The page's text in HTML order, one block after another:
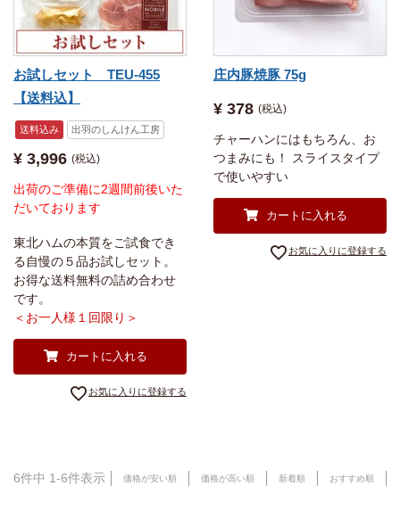
お試しセット TEU-455
【送料込】
送料込み 出羽のしんけん工房
¥ 3,996 税込
出荷のご準備に2週間前後いた
だいております
東北ハムの本質をご試食でき
る自慢の５品お試しセット。
お得な送料無料の詰め合わせ
です。
＜お一人様１回限り＞
カートに入れる
お気に入りに登録する
庄内豚焼豚 75g
¥ 378 税込
チャーハンにはもちろん、お
つまみにも！ スライスタイプ
で使いやすい
カートに入れる
お気に入りに登録する
価格が安い順 価格が高い順 新着順 おすすめ順
6件中 1-6件表示